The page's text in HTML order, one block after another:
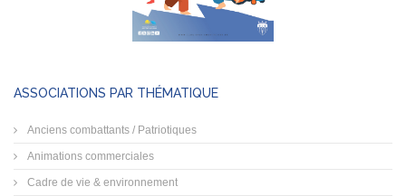
ASSOCIATIONS PAR THÉMATIQUE
Anciens combattants / Patriotiques
Animations commerciales
Cadre de vie & environnement